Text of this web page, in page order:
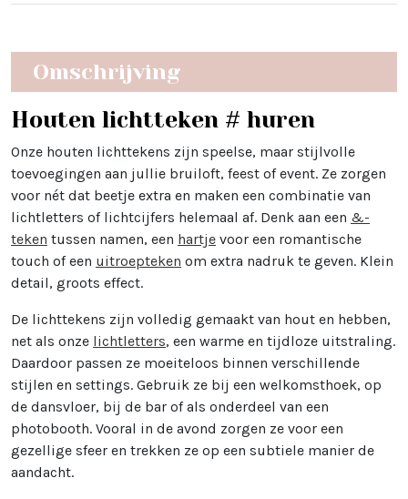
Omschrijving
Houten lichtteken # huren
Onze houten lichttekens zijn speelse, maar stijlvolle
toevoegingen aan jullie bruiloft, feest of event. Ze zorgen
voor nét dat beetje extra en maken een combinatie van
lichtletters of lichtcijfers helemaal af. Denk aan een &-
teken tussen namen, een hartje voor een romantische
touch of een uitroepteken om extra nadruk te geven. Klein
detail, groots effect.
De lichttekens zijn volledig gemaakt van hout en hebben,
net als onze lichtletters, een warme en tijdloze uitstraling.
Daardoor passen ze moeiteloos binnen verschillende
stijlen en settings. Gebruik ze bij een welkomsthoek, op
de dansvloer, bij de bar of als onderdeel van een
photobooth. Vooral in de avond zorgen ze voor een
gezellige sfeer en trekken ze op een subtiele manier de
aandacht.